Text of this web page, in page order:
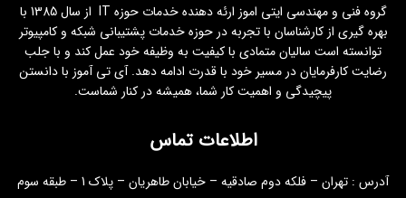
گروه فنی و مهندسی ایتی اموز ارئه دهنده خدمات حوزه IT از سال 1385 با
بهره گیری از کارشناسان با تجربه در حوزه خدمات پشتیبانی شبکه و کامپیوتر
توانسته است سالیان متمادی با کیفیت به وظیفه خود عمل کند و با جلب
رضایت کارفرمایان در مسیر خود با قدرت ادامه دهد. آی تی آموز با دانستن
پیچیدگی و اهمیت کار شما، همیشه در کنار شماست.
اطلاعات تماس
آدرس : تهران – فلکه دوم صادقیه – خیابان طاهریان – پلاک 1 – طبقه سوم